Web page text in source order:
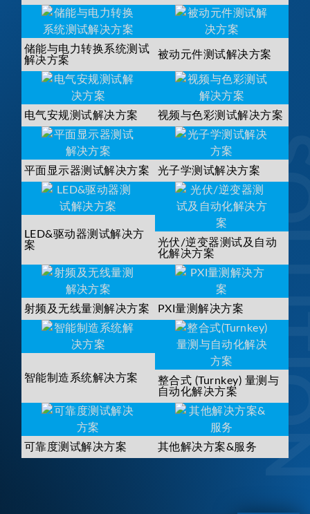
储能与电力转换系统测试
解决方案
被动元件测试解决方案
电气安规测试解决方案 视频与色彩测试解决方案
平面显示器测试解决方案 光子学测试解决方案
LED&驱动器测试解决方
案
光伏/逆变器测试及自动
化解决方案
射频及无线量测解决方案 PXI量测解决方案
智能制造系统解决方案
整合式 (Turnkey) 量测与
自动化解决方案
可靠度测试解决方案 其他解决方案&服务